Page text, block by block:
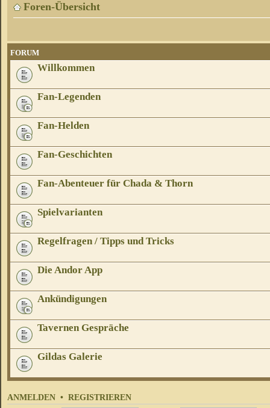
Foren-Übersicht
FORUM
Willkommen
Fan-Legenden
Fan-Helden
Fan-Geschichten
Fan-Abenteuer für Chada & Thorn
Spielvarianten
Regelfragen / Tipps und Tricks
Die Andor App
Ankündigungen
Tavernen Gespräche
Gildas Galerie
ANMELDEN • REGISTRIEREN